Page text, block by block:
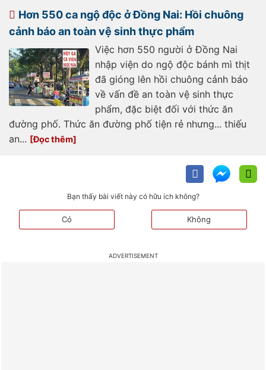
hieu-hinh-su-
185240503173949329.htm
Hơn 550 ca ngộ độc ở Đồng Nai: Hồi chuông
cảnh báo an toàn vệ sinh thực phẩm
Việc hơn 550 người ở Đồng Nai
nhập viện do ngộ độc bánh mì thịt
đã gióng lên hồi chuông cảnh báo
về vấn đề an toàn vệ sinh thực
phẩm, đặc biệt đối với thức ăn
đường phố. Thức ăn đường phố tiện rẻ nhưng... thiếu
an...
Bạn thấy bài viết này có hữu ích không?
Có Không